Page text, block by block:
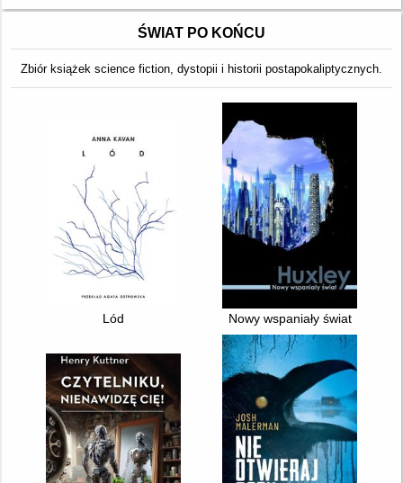
ŚWIAT PO KOŃCU
Zbiór książek science fiction, dystopii i historii postapokaliptycznych.
Lód Nowy wspaniały świat